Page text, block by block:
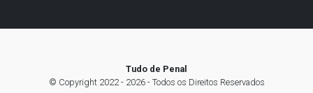
Tudo de Penal
© Copyright 2022 - 2026 - Todos os Direitos Reservados